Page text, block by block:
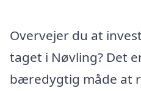
Overvejer du at
taget i Nøvling? Det
bæredygtig måde at